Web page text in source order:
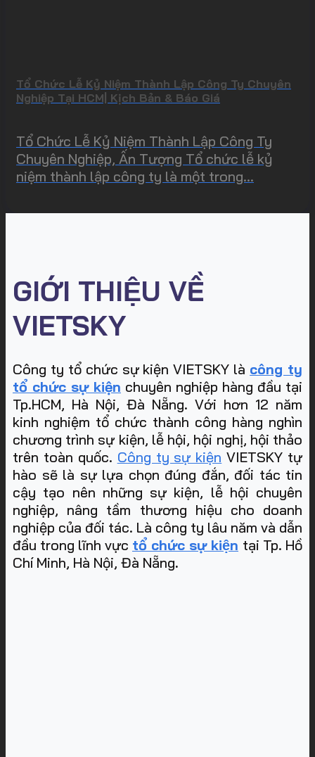
Tổ Chức Lễ Kỷ Niệm Thành Lập Công Ty Chuyên
Nghiệp Tại HCM| Kịch Bản & Báo Giá
Tổ Chức Lễ Kỷ Niệm Thành Lập Công Ty
Chuyên Nghiệp, Ấn Tượng Tổ chức lễ kỷ
niệm thành lập công ty là một trong...
GIỚI THIỆU VỀ
VIETSKY
Công ty tổ chức sự kiện VIETSKY là công ty
tổ chức sự kiện chuyên nghiệp hàng đầu tại
Tp.HCM, Hà Nội, Đà Nẵng. Với hơn 12 năm
kinh nghiệm tổ chức thành công hàng nghìn
chương trình sự kiện, lễ hội, hội nghị, hội thảo
trên toàn quốc. Công ty sự kiện VIETSKY tự
hào sẽ là sự lựa chọn đúng đắn, đối tác tin
cậy tạo nên những sự kiện, lễ hội chuyên
nghiệp, nâng tầm thương hiệu cho doanh
nghiệp của đối tác. Là công ty lâu năm và dẫn
đầu trong lĩnh vực tổ chức sự kiện tại Tp. Hồ
Chí Minh, Hà Nội, Đà Nẵng.